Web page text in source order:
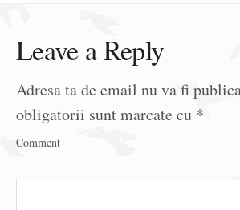
Leave a Reply
Adresa ta de email nu va fi
obligatorii sunt marcate cu *
Comment